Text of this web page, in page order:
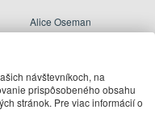
Alice Oseman
návštevníkoch, na
prispôsobeného obsahu
stránok. Pre viac informácií o